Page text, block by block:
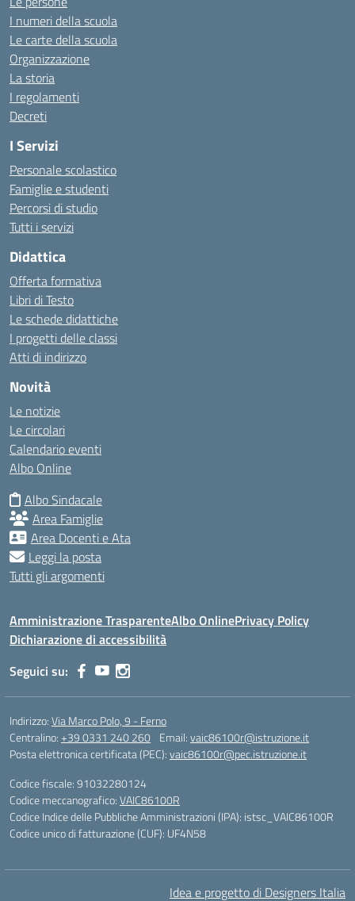
I numeri della scuola
Le carte della scuola
Organizzazione
La storia
I regolamenti
Decreti
I Servizi
Personale scolastico
Famiglie e studenti
Percorsi di studio
Tutti i servizi
Didattica
Offerta formativa
Libri di Testo
Le schede didattiche
I progetti delle classi
Atti di indirizzo
Novità
Le notizie
Le circolari
Calendario eventi
Albo Online
Albo Sindacale
Area Famiglie
Area Docenti e Ata
Leggi la posta
Tutti gli argomenti
Amministrazione TrasparenteAlbo OnlinePrivacy Policy
Dichiarazione di accessibilità
Seguici su:
Indirizzo:Via Marco Polo, 9 - Ferno
Centralino:+39 0331 240 260 Email:vaic86100r@istruzione.it
Posta elettronica certificata (PEC):vaic86100r@pec.istruzione.it
Codice fiscale: 91032280124
Codice meccanografico:VAIC86100R
Codice Indice delle Pubbliche Amministrazioni (IPA): istsc_VAIC86100R
Codice unico di fatturazione (CUF): UF4N58
Idea e progetto di Designers Italia